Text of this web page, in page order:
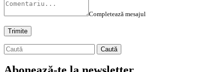
Completează mesajul